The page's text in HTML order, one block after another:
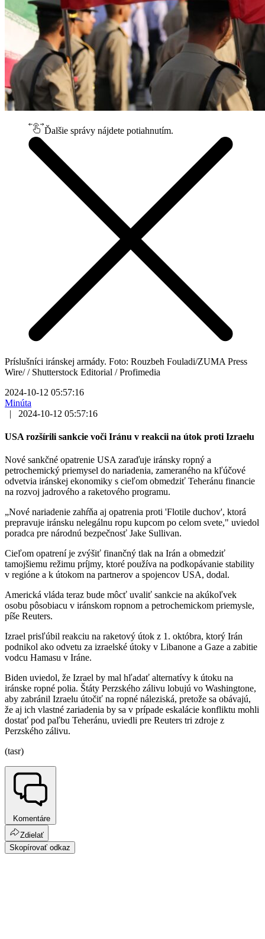
Ďalšie správy nájdete potiahnutím.
Príslušníci iránskej armády. Foto: Rouzbeh Fouladi/ZUMA Press
Wire/ / Shutterstock Editorial / Profimedia
2024-10-12 05:57:16
Minúta
|
2024-10-12 05:57:16
USA rozšírili sankcie voči Iránu v reakcii na útok proti Izraelu
Nové sankčné opatrenie USA zaraďuje iránsky ropný a
petrochemický priemysel do nariadenia, zameraného na kľúčové
odvetvia iránskej ekonomiky s cieľom obmedziť Teheránu financie
na rozvoj jadrového a raketového programu.
„Nové nariadenie zahŕňa aj opatrenia proti 'Flotile duchov', ktorá
prepravuje iránsku nelegálnu ropu kupcom po celom svete," uviedol
poradca pre národnú bezpečnosť Jake Sullivan.
Cieľom opatrení je zvýšiť finančný tlak na Irán a obmedziť
tamojšiemu režimu príjmy, ktoré používa na podkopávanie stability
v regióne a k útokom na partnerov a spojencov USA, dodal.
Americká vláda teraz bude môcť uvaliť sankcie na akúkoľvek
osobu pôsobiacu v iránskom ropnom a petrochemickom priemysle,
píše Reuters.
Izrael prisľúbil reakciu na raketový útok z 1. októbra, ktorý Irán
podnikol ako odvetu za izraelské útoky v Libanone a Gaze a zabitie
vodcu Hamasu v Iráne.
Biden uviedol, že Izrael by mal hľadať alternatívy k útoku na
iránske ropné polia. Štáty Perzského zálivu lobujú vo Washingtone,
aby zabránil Izraelu útočiť na ropné náleziská, pretože sa obávajú,
že aj ich vlastné zariadenia by sa v prípade eskalácie konfliktu mohli
dostať pod paľbu Teheránu, uviedli pre Reuters tri zdroje z
Perzského zálivu.
(tasr)
Komentáre
Zdielať
Skopírovať odkaz